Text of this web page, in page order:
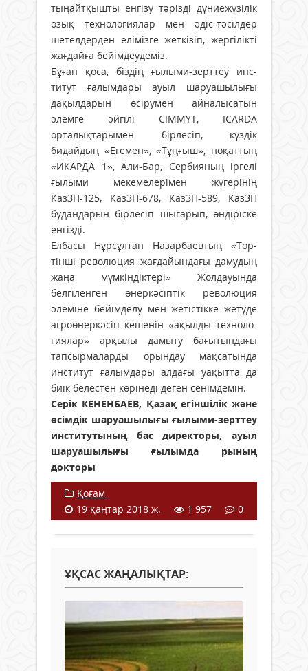
тыңайтқышты енгізу тәрізді дүниежүзілік
озық технологиялар мен әдіс-тәсілдер
шетелдерден елімізге жеткізіп, жергілікті
жағдайға бейімдеудеміз.
Бұған қоса, біздің ғылыми-зерттеу инс­
титут ғалымдары ауыл шаруашылығы
дақыл­дарын өсірумен айналысатын
әлемге әйгілі CIMMYT, ICARDA
орталықтарымен бірлесіп, күздік
бидайдың «Егемен», «Тұңғыш», но­қаттың
«ИКАРДА 1», Али-Бар, Сербияның іргелі
ғылыми мекемелерімен жүгерінің
КазЗП-125, КазЗП-678, КазЗП-589, КазЗП
будандарын бірлесіп шығарып, өндіріске
енгізді.
Елбасы Нұрсұлтан Назарбаевтың «Төр­
тінші революция жағдайындағы дамудың
жаңа мүмкіндіктері» Жолдауын­да
белгіленген өнеркәсіптік революция
әлеміне бейімделу мен жетістікке жетуде
агро­өнер­кәсіп кешенін «ақылды техноло­
гия­лар» арқылы дамыту бағытындағы
тапсыр­ма­ларды орындау мақсатында
институт ғалым­дары алдағы уақытта да
биік белестен көрінеді деген сенімдемін.
Серік КЕНЕНБАЕВ, Қазақ егіншілік және
өсімдік шаруа­шылығы ғылыми-зерттеу
институтының бас дирек­торы, ауыл
шаруашылығы ғылымда рының
докторы
Қоғам
19 қаңтар 2018 ж.
1 957 0
ҰҚСАС ЖАҢАЛЫҚТАР: